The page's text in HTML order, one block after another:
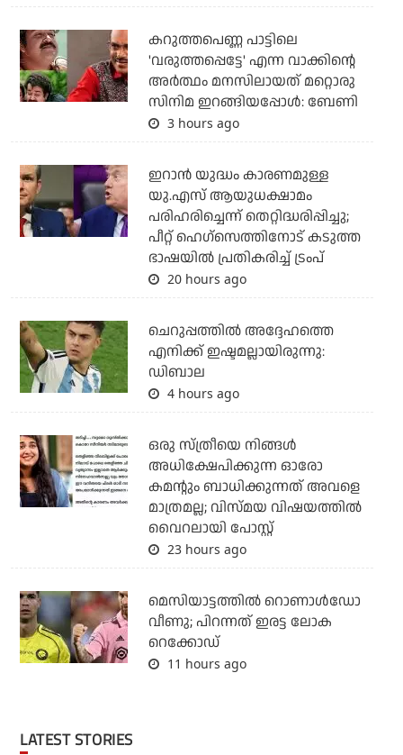
കറുത്തപെണ്ണ പാട്ടിലെ
'വരുത്തപ്പെട്ടേ' എന്ന വാക്കിന്റെ
അർത്ഥം മനസിലായത് മറ്റൊരു
സിനിമ ഇറങ്ങിയപ്പോൾ: ബേണി
3 hours ago
ഇറാന്‍ യുദ്ധം കാരണമുള്ള
യു.എസ് ആയുധക്ഷാമം
പരിഹരിച്ചെന്ന് തെറ്റിദ്ധരിപ്പിച്ചു;
പീറ്റ് ഹെഗ്‌സെത്തിനോട് കടുത്ത
ഭാഷയില്‍ പ്രതികരിച്ച് ട്രംപ്
20 hours ago
ചെറുപ്പത്തില്‍ അദ്ദേഹത്തെ
എനിക്ക് ഇഷ്ടമല്ലായിരുന്നു:
ഡിബാല
4 hours ago
ഒരു സ്ത്രീയെ നിങ്ങള്‍
അധിക്ഷേപിക്കുന്ന ഓരോ
കമന്റും ബാധിക്കുന്നത് അവളെ
മാത്രമല്ല; വിസ്മയ വിഷയത്തില്‍
വൈറലായി പോസ്റ്റ്
23 hours ago
മെസിയാട്ടത്തില്‍ റൊണാള്‍ഡോ
വീണു; പിറന്നത് ഇരട്ട ലോക
റെക്കോഡ്
11 hours ago
LATEST STORIES